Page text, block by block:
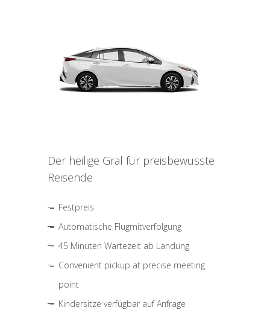
Der heilige Gral für preisbewusste
Reisende
Festpreis
Automatische Flugmitverfolgung
45 Minuten Wartezeit ab Landung
Convenient pickup at precise meeting
point
Kindersitze verfügbar auf Anfrage